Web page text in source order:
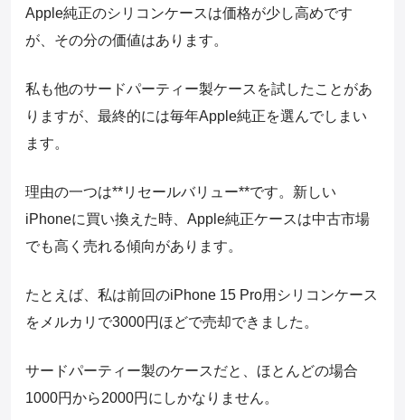
Apple純正のシリコンケースは価格が少し高めです
が、その分の価値はあります。
私も他のサードパーティー製ケースを試したことがあ
りますが、最終的には毎年Apple純正を選んでしまい
ます。
理由の一つは**リセールバリュー**です。新しい
iPhoneに買い換えた時、Apple純正ケースは中古市場
でも高く売れる傾向があります。
たとえば、私は前回のiPhone 15 Pro用シリコンケース
をメルカリで3000円ほどで売却できました。
サードパーティー製のケースだと、ほとんどの場合
1000円から2000円にしかなりません。